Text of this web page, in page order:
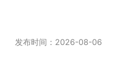
发布时间：2026-08-06